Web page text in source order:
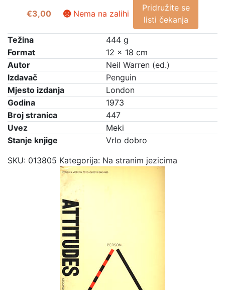
€3,00 Nema na zalihi
Pridružite se
listi čekanja
Težina
444 g
Format
12 × 18 cm
Autor
Neil Warren (ed.)
Izdavač
Penguin
Mjesto izdanja
London
Godina
1973
Broj stranica
447
Uvez
Meki
Stanje knjige
Vrlo dobro
SKU: 013805 Kategorija: Na stranim jezicima